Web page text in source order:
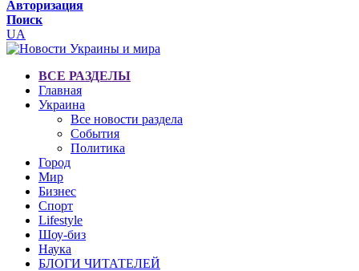
Авторизация
Поиск
UA
ВСЕ РАЗДЕЛЫ
Главная
Украина
Все новости раздела
События
Политика
Город
Мир
Бизнес
Спорт
Lifestyle
Шоу-биз
Наука
БЛОГИ ЧИТАТЕЛЕЙ